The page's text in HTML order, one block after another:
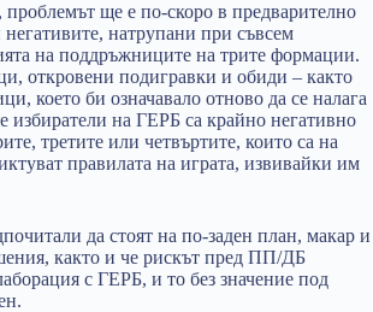
ще е по-скоро в предварително
натрупани при съвсем
на поддръжниците на трите формации.
откровени подигравки и обиди – както
което би означавало отново да се налага
избиратели на ГЕРБ са крайно негативно
третите или четвъртите, които са на
правилата на играта, извивайки им
да стоят на по-заден план, макар и
както и че рискът пред ПП/ДБ
с ГЕРБ, и то без значение под